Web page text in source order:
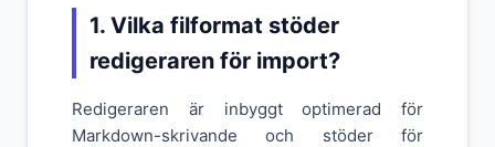
1. Vilka filformat stöder
redigeraren för import?
Redigeraren är inbyggt optimerad för
Markdown-skrivande och stöder för